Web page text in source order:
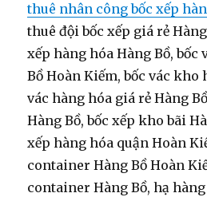
thuê nhân công bốc xếp
thuê đội bốc xếp giá rẻ
xếp hàng hóa Hàng Bồ, bốc
Bồ Hoàn Kiếm, bốc vác kho
vác hàng hóa giá rẻ Hàng
Hàng Bồ, bốc xếp kho bãi
xếp hàng hóa quận Hoàn
container Hàng Bồ Hoàn
container Hàng Bồ, hạ